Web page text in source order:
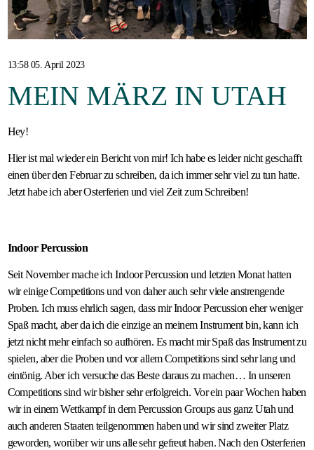
werden
13:58 05. April 2023
MEIN MÄRZ IN UTAH
Hey!
Hier ist mal wieder ein Bericht von mir! Ich habe es leider nicht geschafft
einen über den Februar zu schreiben, da ich immer sehr viel zu tun hatte.
Jetzt habe ich aber Osterferien und viel Zeit zum Schreiben!
Indoor Percussion
Seit November mache ich Indoor Percussion und letzten Monat hatten
wir einige Competitions und von daher auch sehr viele anstrengende
Proben. Ich muss ehrlich sagen, dass mir Indoor Percussion eher weniger
Spaß macht, aber da ich die einzige an meinem Instrument bin, kann ich
jetzt nicht mehr einfach so aufhören. Es macht mir Spaß das Instrument zu
spielen, aber die Proben und vor allem Competitions sind sehr lang und
eintönig. Aber ich versuche das Beste daraus zu machen… In unseren
Competitions sind wir bisher sehr erfolgreich. Vor ein paar Wochen haben
wir in einem Wettkampf in dem Percussion Groups aus ganz Utah und
auch anderen Staaten teilgenommen haben und wir sind zweiter Platz
geworden, worüber wir uns alle sehr gefreut haben. Nach den Osterferien